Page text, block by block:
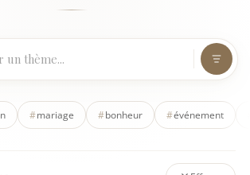
#mariage #bonheur #événement